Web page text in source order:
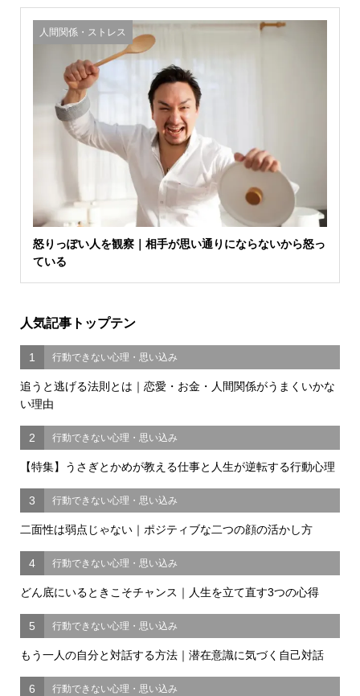
人間関係・ストレス
怒りっぽい人を観察｜相手が思い通りにならないから怒っ
ている
人気記事トップテン
1 行動できない心理・思い込み
追うと逃げる法則とは｜恋愛・お金・人間関係がうまくいかな
い理由
2 行動できない心理・思い込み
【特集】うさぎとかめが教える仕事と人生が逆転する行動心理
3 行動できない心理・思い込み
二面性は弱点じゃない｜ポジティブな二つの顔の活かし方
4 行動できない心理・思い込み
どん底にいるときこそチャンス｜人生を立て直す3つの心得
5 行動できない心理・思い込み
もう一人の自分と対話する方法｜潜在意識に気づく自己対話
6 行動できない心理・思い込み